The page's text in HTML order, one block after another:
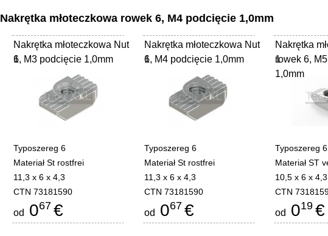
Nakrętka młoteczkowa rowek 6, M4 podcięcie 1,0mm
Nakrętka młoteczkowa Nut
6, M3 podcięcie 1,0mm
1
Typoszereg 6
Materiał St rostfrei
11,3 x 6 x 4,3
CTN 73181590
od 067 €
Nakrętka młoteczkowa Nut
6, M4 podcięcie 1,0mm
1
Typoszereg 6
Materiał St rostfrei
11,3 x 6 x 4,3
CTN 73181590
od 067 €
Nakrętka
rowek 6,
1,0mm
1
Typoszereg 6
Materiał ST
10,5 x 6 x 4,3
CTN
od 019 €